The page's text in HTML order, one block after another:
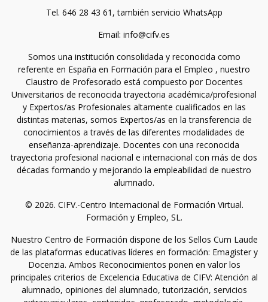
Tel. 646 28 43 61, también servicio WhatsApp
Email: info@cifv.es
Somos una institución consolidada y reconocida como
referente en España en Formación para el Empleo , nuestro
Claustro de Profesorado está compuesto por Docentes
Universitarios de reconocida trayectoria académica/profesional
y Expertos/as Profesionales altamente cualificados en las
distintas materias, somos Expertos/as en la transferencia de
conocimientos a través de las diferentes modalidades de
enseñanza-aprendizaje. Docentes con una reconocida
trayectoria profesional nacional e internacional con más de dos
décadas formando y mejorando la empleabilidad de nuestro
alumnado.
© 2026. CIFV.-Centro Internacional de Formación Virtual.
Formación y Empleo, SL.
Nuestro Centro de Formación dispone de los Sellos Cum Laude
de las plataformas educativas líderes en formación: Emagister y
Docenzia. Ambos Reconocimientos ponen en valor los
principales criterios de Excelencia Educativa de CIFV: Atención al
alumnado, opiniones del alumnado, tutorización, servicios